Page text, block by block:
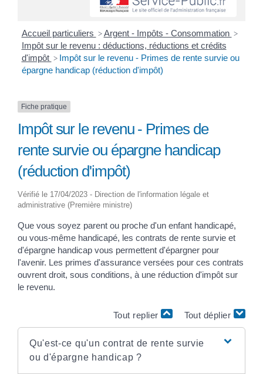
Accueil particuliers > Argent - Impôts - Consommation >
Impôt sur le revenu : déductions, réductions et crédits
d'impôt > Impôt sur le revenu - Primes de rente survie ou
épargne handicap (réduction d'impôt)
Fiche pratique
Impôt sur le revenu - Primes de
rente survie ou épargne handicap
(réduction d'impôt)
Vérifié le 17/04/2023 - Direction de l'information légale et
administrative (Première ministre)
Que vous soyez parent ou proche d'un enfant handicapé,
ou vous-même handicapé, les contrats de rente survie et
d'épargne handicap vous permettent d'épargner pour
l'avenir. Les primes d'assurance versées pour ces contrats
ouvrent droit, sous conditions, à une réduction d'impôt sur
le revenu.
Tout replier Tout déplier
Qu'est-ce qu'un contrat de rente survie
ou d'épargne handicap ?